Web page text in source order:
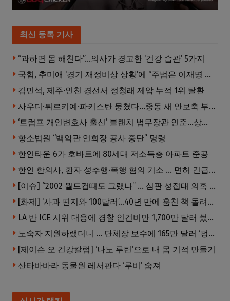
최신 등록 기사
“과하면 몸 해친다”…의사가 경고한 ‘건강 습관’ 5가지
국힘, 추미애 ‘경기 재정비상 상황’에 “주범은 이재명 전 지사”
김민석, 제주·인천 경선서 정청래 제압 누적 1위 탈환
사우디·튀르키예·파키스탄 뭉쳤다…중동 새 안보축 부상하나
‘트럼프 개인변호사 출신’ 블랜치 법무장관 인준…상원 50대49 가결
항소법원 “백악관 연회장 공사 중단” 명령
한인타운 6가 호바트에 80세대 저소득층 아파트 준공
한인 한의사, 환자 성추행·폭행 혐의 기소 … 면허 긴급정지
[이슈] “2002 월드컵때도 그랬나” … 심판 성접대 의혹 해외로 일파만파, 4강 신화까지 불똥
[화제] ‘사과 편지와 100달러’…40년 만에 훔친 책 돌려준 절도범
LA 반 ICE 시위 대응에 경찰 인건비만 1,700만 달러 썼다.
노숙자 지원하랬더니 … 단체장 보수에 165만 달러 ‘펑펑’
[제이슨 오 건강칼럼] ‘나노 루틴’으로 내 몸 기적 만들기
산타바바라 동물원 레서판다 ‘루비’ 숨져